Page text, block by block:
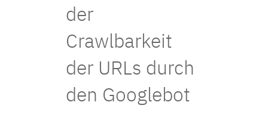
der
Crawlbarkeit
der URLs durch
den Googlebot